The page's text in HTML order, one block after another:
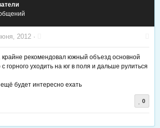
2012 ·
крайне рекомендовал южный объезд основной
горного уходить на юг в поля и дальше рулиться
будет интересно ехать
0